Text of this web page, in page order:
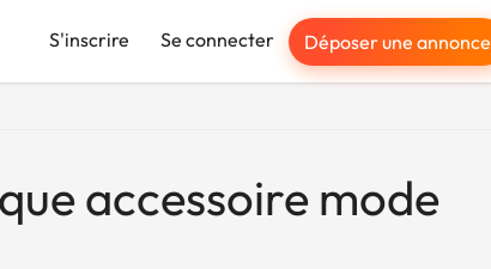
S'inscrire Se connecter Déposer une annonce
accessoire mode